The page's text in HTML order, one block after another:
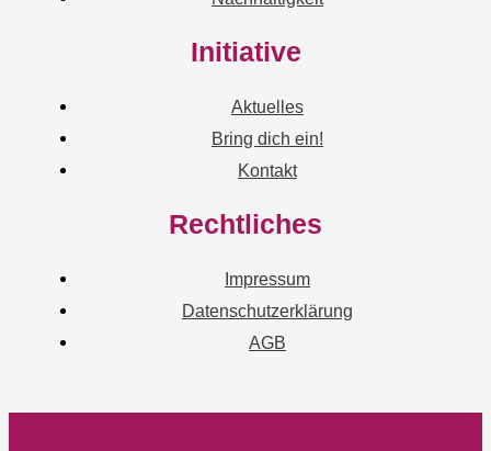
Initiative
Aktuelles
Bring dich ein!
Kontakt
Rechtliches
Impressum
Datenschutzerklärung
AGB